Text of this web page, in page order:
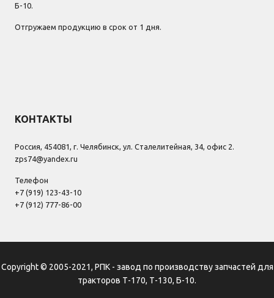
Б-10.
Отгружаем продукцию в срок от 1 дня.
КОНТАКТЫ
Россия, 454081, г. Челябинск, ул. Сталелитейная, 34, офис 2.
zps74@yandex.ru
Телефон
+7 (919) 123-43-10
+7 (912) 777-86-00
Copyright © 2005-2021, РПК - завод по производству запчастей для
тракторов Т-170, Т-130, Б-10.